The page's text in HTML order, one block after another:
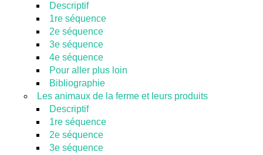
Descriptif
1re séquence
2e séquence
3e séquence
4e séquence
Pour aller plus loin
Bibliographie
Les animaux de la ferme et leurs produits
Descriptif
1re séquence
2e séquence
3e séquence